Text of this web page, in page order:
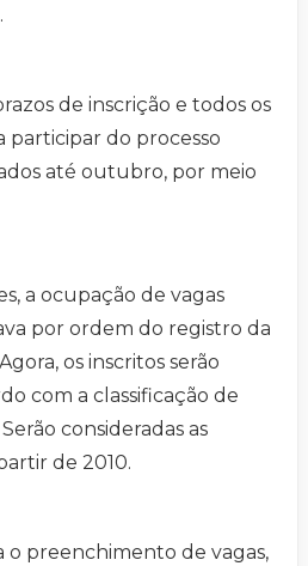
de inscrição e todos os
participar do processo
até outubro, por meio
a ocupação de vagas
por ordem do registro da
os inscritos serão
com a classificação de
consideradas as
de 2010.
preenchimento de vagas,